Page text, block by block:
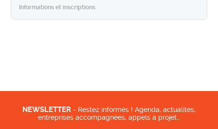
Informations et inscriptions
NEWSLETTER - Restez informés ! Agenda, actualités,
entreprises accompagnées, appels à projet…